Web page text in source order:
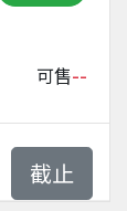
可售--
截止